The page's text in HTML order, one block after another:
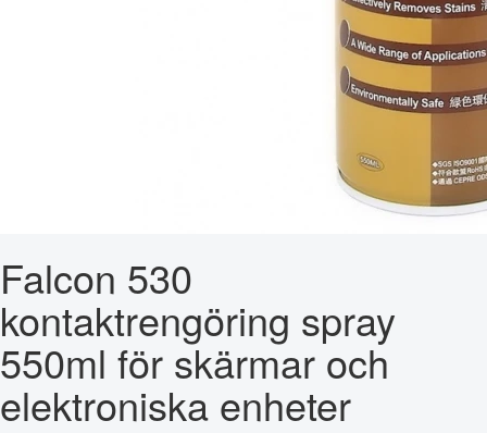
Falcon 530
kontaktrengöring spray
550ml för skärmar och
elektroniska enheter